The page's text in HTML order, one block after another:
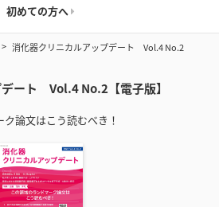
初めての方へ
消化器クリニカルアップデート Vol.4 No.2
ート Vol.4 No.2【電子版】
論文はこう読むべき！